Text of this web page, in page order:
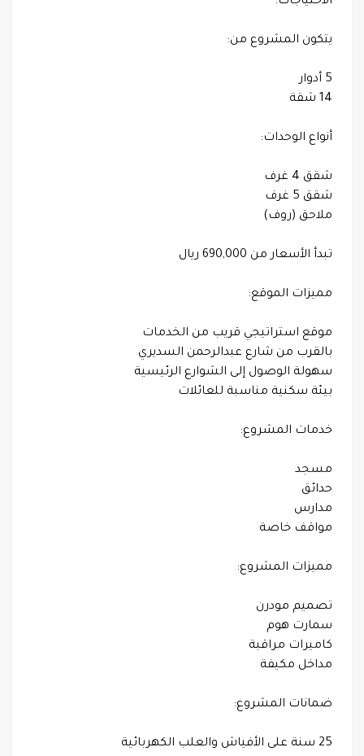
يتكون المشروع من:
5 أدوار
14 شقة
أنواع الوحدات:
شقق 4 غرف
شقق 5 غرف
ملاحق (روف)
تبدأ الأسعار من 690,000 ريال
مميزات الموقع:
موقع استراتيجي قريب من الخدمات
بالقرب من شارع عبدالرحمن السديري
سهولة الوصول إلى الشوارع الرئيسية
بيئة سكنية مناسبة للعائلات
خدمات المشروع:
مسجد
حدائق
مدارس
مواقف خاصة
مميزات المشروع:
تصميم مودرن
سمارت هوم
كاميرات مراقبة
مداخل مكيفة
ضمانات المشروع:
25 سنة على الأفياش والعلب الكهربائية